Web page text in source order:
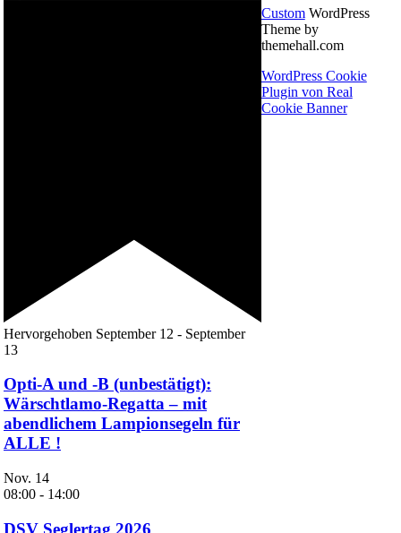
Hervorgehoben September 12 - September
13
Opti-A und -B (unbestätigt):
Wärschtlamo-Regatta – mit
abendlichem Lampionsegeln für
ALLE !
Nov. 14
08:00 - 14:00
DSV Seglertag 2026
CustomWordPress
Theme by
themehall.com
WordPress Cookie
Plugin von Real
Cookie Banner